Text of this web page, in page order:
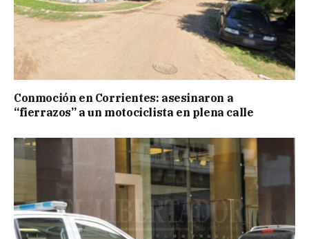
Conmoción en Corrientes: asesinaron a
“fierrazos” a un motociclista en plena calle